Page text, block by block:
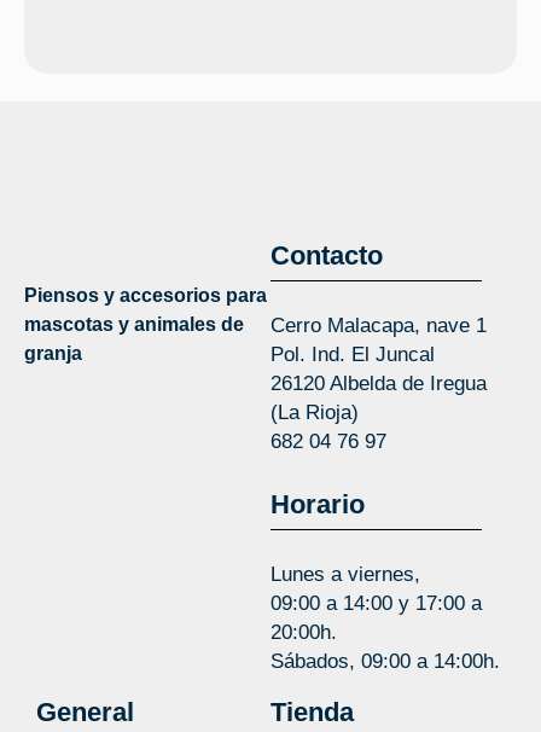
Piensos y accesorios para
mascotas y animales de
granja
Contacto
Cerro Malacapa, nave 1
Pol. Ind. El Juncal
26120 Albelda de Iregua
(La Rioja)
682 04 76 97
Horario
Lunes a viernes,
09:00 a 14:00 y 17:00 a
20:00h.
Sábados, 09:00 a 14:00h.
General Tienda